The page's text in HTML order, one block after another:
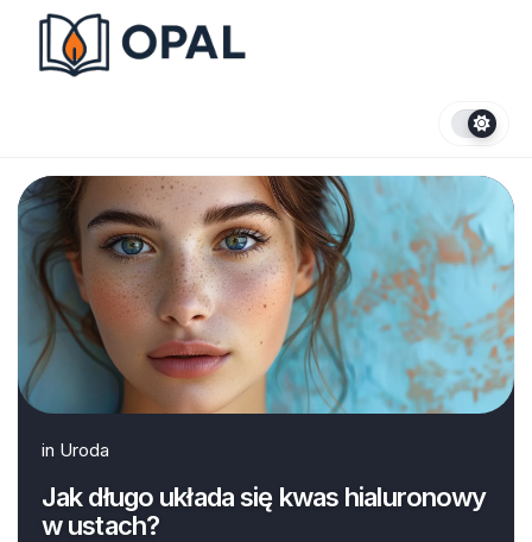
content
in Uroda
Jak długo układa się kwas hialuronowy
w ustach?